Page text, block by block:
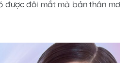
được đôi mắt mà bản thân mơ